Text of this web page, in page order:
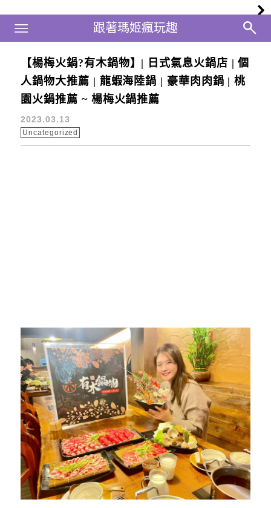
跟著瑪姬瘋玩趣
跟著瑪姬瘋玩趣
Main Menu
楊梅龍蝦鍋
【楊梅火鍋?有木鍋物】| 日式氣息火鍋店 | 個
人鍋物大推薦 | 龍蝦海陸鍋 | 豪華肉肉鍋 | 桃
園火鍋推薦 ~ 楊梅火鍋推薦
2023.03.13
Uncategorized